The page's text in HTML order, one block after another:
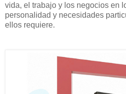
vida, el trabajo y los negocios en
personalidad y necesidades
ellos requiere.